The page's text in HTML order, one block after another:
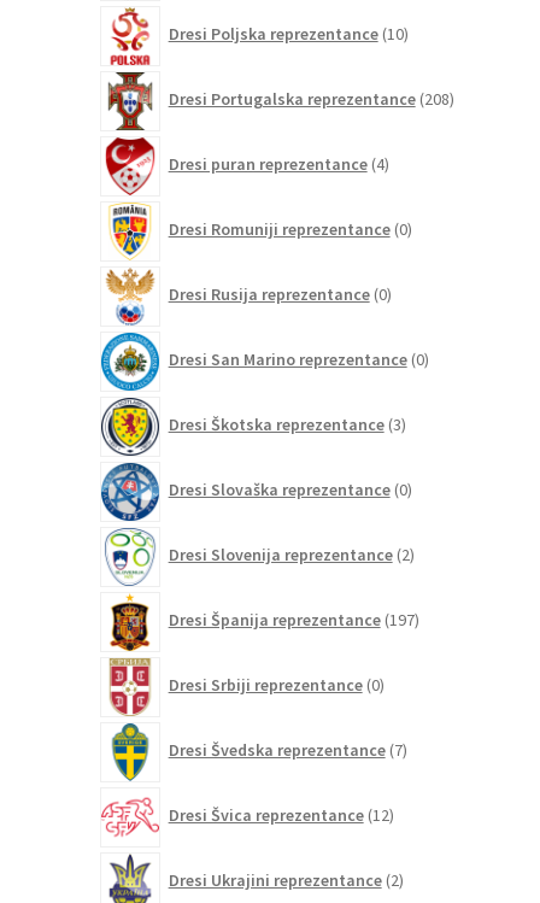
Dresi Poljska reprezentance 10izdelkov
Dresi Portugalska reprezentance 208izdelkov
Dresi puran reprezentance 4izdelki
Dresi Romuniji reprezentance 0izdelkov
Dresi Rusija reprezentance 0izdelkov
Dresi San Marino reprezentance 0izdelkov
Dresi Škotska reprezentance 3izdelki
Dresi Slovaška reprezentance 0izdelkov
Dresi Slovenija reprezentance 2izdelka
Dresi Španija reprezentance 197izdelkov
Dresi Srbiji reprezentance 0izdelkov
Dresi Švedska reprezentance 7izdelkov
Dresi Švica reprezentance 12izdelkov
Dresi Ukrajini reprezentance 2izdelka